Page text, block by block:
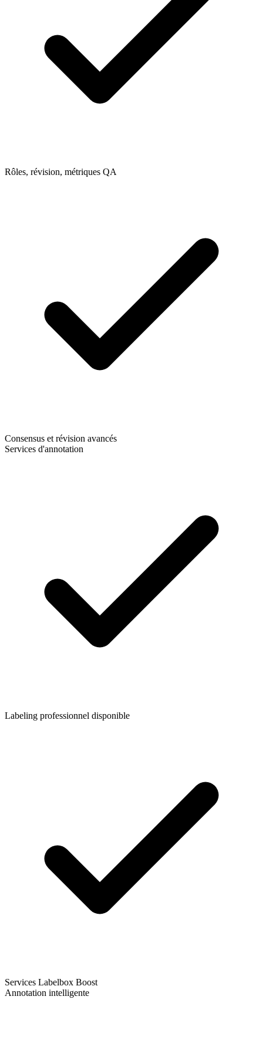
Rôles, révision, métriques QA
Consensus et révision avancés
Services d'annotation
Labeling professionnel disponible
Services Labelbox Boost
Annotation intelligente